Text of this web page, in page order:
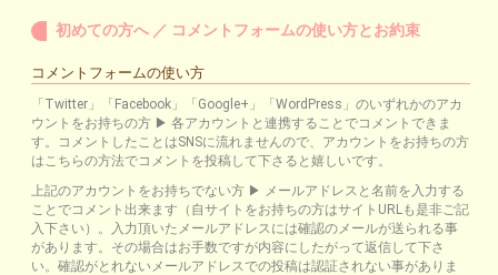
初めての方へ ／ コメントフォームの使い方とお約束
コメントフォームの使い方
「Twitter」「Facebook」「Google+」「WordPress」のいずれかのアカ
ウントをお持ちの方 ▶ 各アカウントと連携することでコメントできま
す。コメントしたことはSNSに流れませんので、アカウントをお持ちの方
はこちらの方法でコメントを投稿して下さると嬉しいです。
上記のアカウントをお持ちでない方 ▶ メールアドレスと名前を入力する
ことでコメント出来ます（自サイトをお持ちの方はサイトURLも是非ご記
入下さい）。入力頂いたメールアドレスには確認のメールが送られる事
があります。その場合はお手数ですが内容にしたがって返信して下さ
い。確認がとれないメールアドレスでの投稿は認証されない事がありま